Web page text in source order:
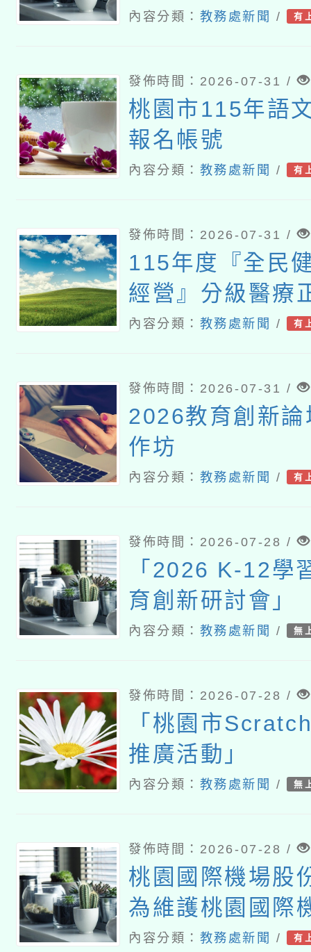
境式演說競賽報
內容分類： 教務處新聞 / 有
發佈時間：2026-07-31 /
桃園市115年語
報名帳號
內容分類： 教務處新聞 / 有
發佈時間：2026-07-31 /
115年度『全民
經營』分級醫療
養導向沉浸式體
內容分類： 教務處新聞 / 有
發佈時間：2026-07-31 /
2026教育創新
作坊
內容分類： 教務處新聞 / 有
發佈時間：2026-07-28 /
「2026 K-12學
育創新研討會」
內容分類： 教務處新聞 / 無
發佈時間：2026-07-28 /
「桃園市
推廣活動」
內容分類： 教務處新聞 / 無
發佈時間：2026-07-28 /
桃園國際機場股
為維護桃園國際
全，宣導各單位
內容分類： 教務處新聞 / 有